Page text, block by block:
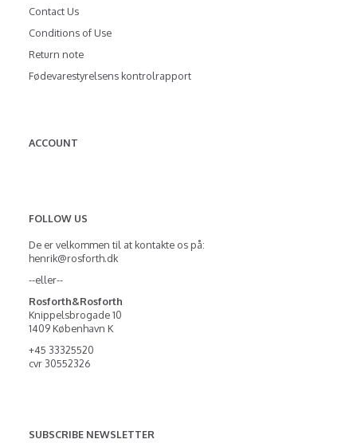
Contact Us
Conditions of Use
Return note
Fødevarestyrelsens kontrolrapport
ACCOUNT
FOLLOW US
De er velkommen til at kontakte os på:
henrik@rosforth.dk
--eller--
Rosforth&Rosforth
Knippelsbrogade 10
1409 København K
+45 33325520
cvr 30552326
SUBSCRIBE NEWSLETTER